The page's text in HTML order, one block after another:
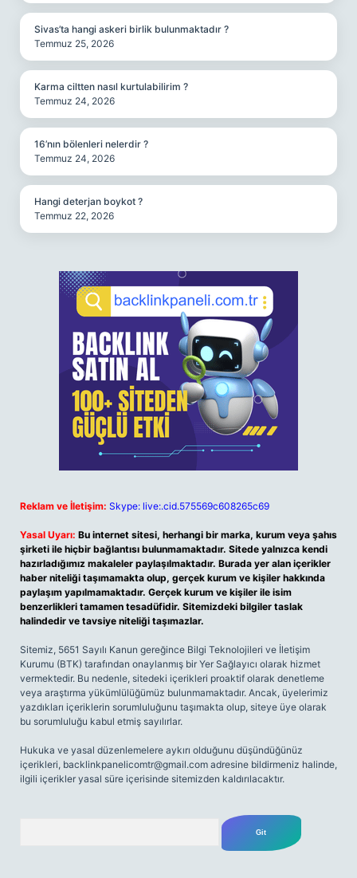
Sivas’ta hangi askeri birlik bulunmaktadır ?
Temmuz 25, 2026
Karma ciltten nasıl kurtulabilirim ?
Temmuz 24, 2026
16’nın bölenleri nelerdir ?
Temmuz 24, 2026
Hangi deterjan boykot ?
Temmuz 22, 2026
Reklam ve İletişim: Skype: live:.cid.575569c608265c69
Yasal Uyarı: Bu internet sitesi, herhangi bir marka, kurum veya şahıs
şirketi ile hiçbir bağlantısı bulunmamaktadır. Sitede yalnızca kendi
hazırladığımız makaleler paylaşılmaktadır. Burada yer alan içerikler
haber niteliği taşımamakta olup, gerçek kurum ve kişiler hakkında
paylaşım yapılmamaktadır. Gerçek kurum ve kişiler ile isim
benzerlikleri tamamen tesadüfidir. Sitemizdeki bilgiler taslak
halindedir ve tavsiye niteliği taşımazlar.
Sitemiz, 5651 Sayılı Kanun gereğince Bilgi Teknolojileri ve İletişim
Kurumu (BTK) tarafından onaylanmış bir Yer Sağlayıcı olarak hizmet
vermektedir. Bu nedenle, sitedeki içerikleri proaktif olarak denetleme
veya araştırma yükümlülüğümüz bulunmamaktadır. Ancak, üyelerimiz
yazdıkları içeriklerin sorumluluğunu taşımakta olup, siteye üye olarak
bu sorumluluğu kabul etmiş sayılırlar.
Hukuka ve yasal düzenlemelere aykırı olduğunu düşündüğünüz
içerikleri, backlinkpanelicomtr@gmail.com adresine bildirmeniz halinde,
ilgili içerikler yasal süre içerisinde sitemizden kaldırılacaktır.